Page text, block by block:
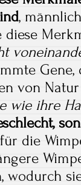
,
diese
von
wie ihre
die
wodurch